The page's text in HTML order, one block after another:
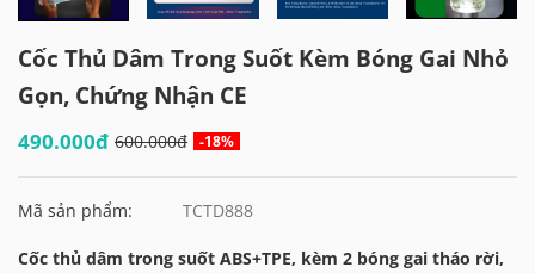
Cốc Thủ Dâm Trong Suốt Kèm Bóng Gai Nhỏ
Gọn, Chứng Nhận CE
490.000đ 600.000đ -18%
Mã sản phẩm: TCTD888
Cốc thủ dâm trong suốt ABS+TPE, kèm 2 bóng gai tháo rời,